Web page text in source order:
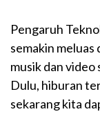
Pengaruh
semakin
musik dan
Dulu, hiburan
sekarang kita